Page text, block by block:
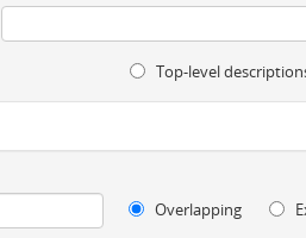
Top-level
Overlapping